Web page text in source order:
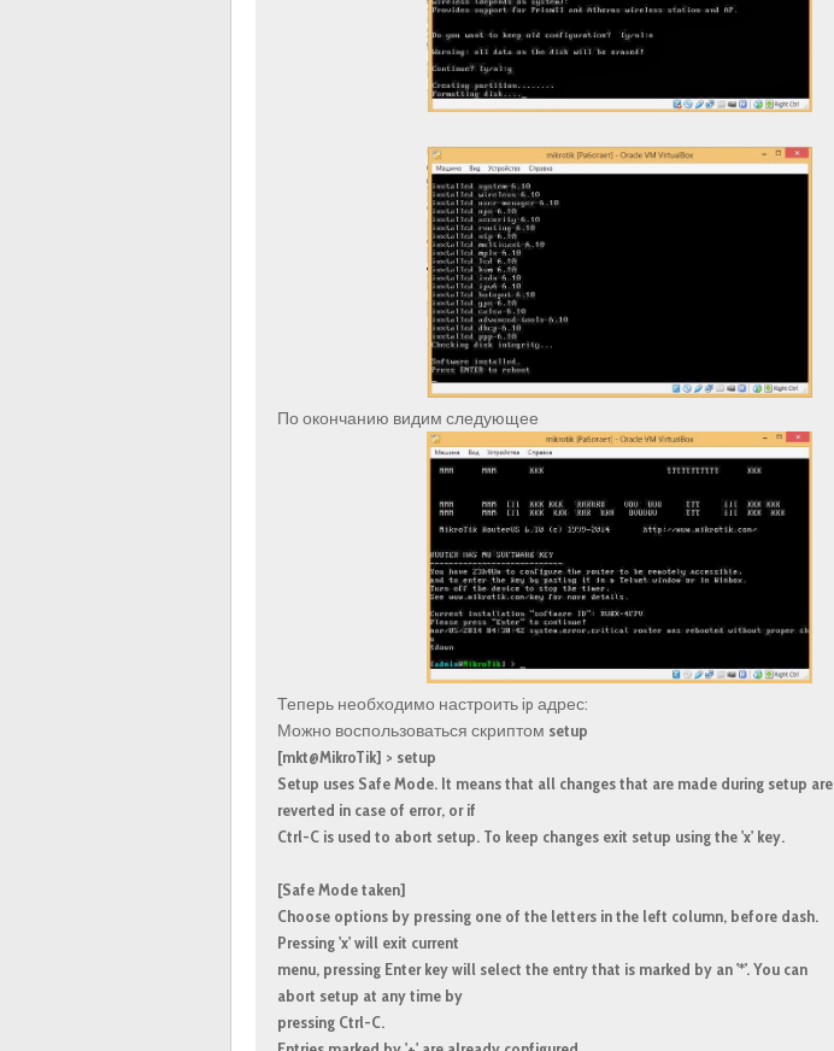
По окончанию видим следующее
Теперь необходимо настроить ip адрес:
Можно воспользоваться скриптом setup
[mkt@MikroTik] > setup
Setup uses Safe Mode. It means that all changes that are made during setup are
reverted in case of error, or if
Ctrl-C is used to abort setup. To keep changes exit setup using the 'x' key.
[Safe Mode taken]
Choose options by pressing one of the letters in the left column, before dash.
Pressing 'x' will exit current
menu, pressing Enter key will select the entry that is marked by an '*'. You can
abort setup at any time by
pressing Ctrl-C.